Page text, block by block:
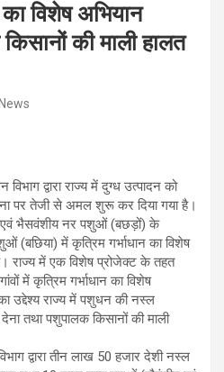
का विशेष अभियान
की माली हालत
द्वारा राज्य में दुग्ध उत्पादन को
पर तेजी से अमल शुरू कर दिया गया है।
भैसवंशीय नर पशुओं (बछड़ों) के
(बछिया) में कृत्रिम गर्भाधान का विशेष
राज्य में एक विशेष प्रोजेक्ट के तहत
में कृत्रिम गर्भाधान का विशेष
उद्देश्य राज्य में पशुधन की नस्ल
तथा पशुपालक किसानों की माली
द्वारा तीन लाख 50 हजार देशी नस्ल